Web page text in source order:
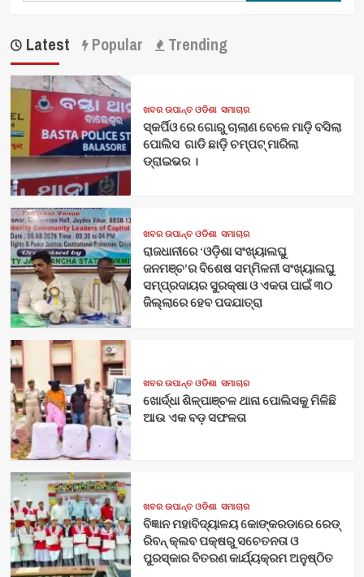
Latest Popular Trending
ଖବର ଉପାନ୍ତ ଓଡିଶା ସମାଚାର
ସ୍କର୍ପିଓ ରେ ଗୋରୁ ଚାଲାଣ ବେଳେ ମାଡ଼ି ବସିଲା
ପୋଲିସ ଗାଡି ଛାଡ଼ି ଚମ୍ପଟ୍ ମାରିଲା
ଡ୍ରାଇଭର ।
ଖବର ଉପାନ୍ତ ଓଡିଶା ସମାଚାର
ରାଜଧାନୀରେ ‘ଓଡ଼ିଶା ସଂଖ୍ୟାଲଘୁ
ଜନମଞ୍ଚ’ର ବିଶେଷ ସମ୍ମିଳନୀ ସଂଖ୍ୟାଲଘୁ
ସମ୍ପ୍ରଦାୟର ସୁରକ୍ଷା ଓ ଏକତା ପାଇଁ ୩୦
ଜିଲ୍ଲାରେ ହେବ ପଦଯାତ୍ରା
ଖବର ଉପାନ୍ତ ଓଡିଶା ସମାଚାର
ଖୋର୍ଦ୍ଧା ଶିଳ୍ପାଞ୍ଚଳ ଥାନା ପୋଲିସକୁ ମିଳିଛି
ଆଉ ଏକ ବଡ଼ ସଫଳତା
ଖବର ଉପାନ୍ତ ଓଡିଶା ସମାଚାର
ବିଜ୍ଞାନ ମହାବିଦ୍ୟାଳୟ କୋଙ୍କରଡାରେ ରେଡ୍
ରିବନ୍ କ୍ଲବ ପକ୍ଷରୁ ସଚେତନତା ଓ
ପୁରସ୍କାର ବିତରଣ କାର୍ଯ୍ୟକ୍ରମ ଅନୁଷ୍ଠିତ